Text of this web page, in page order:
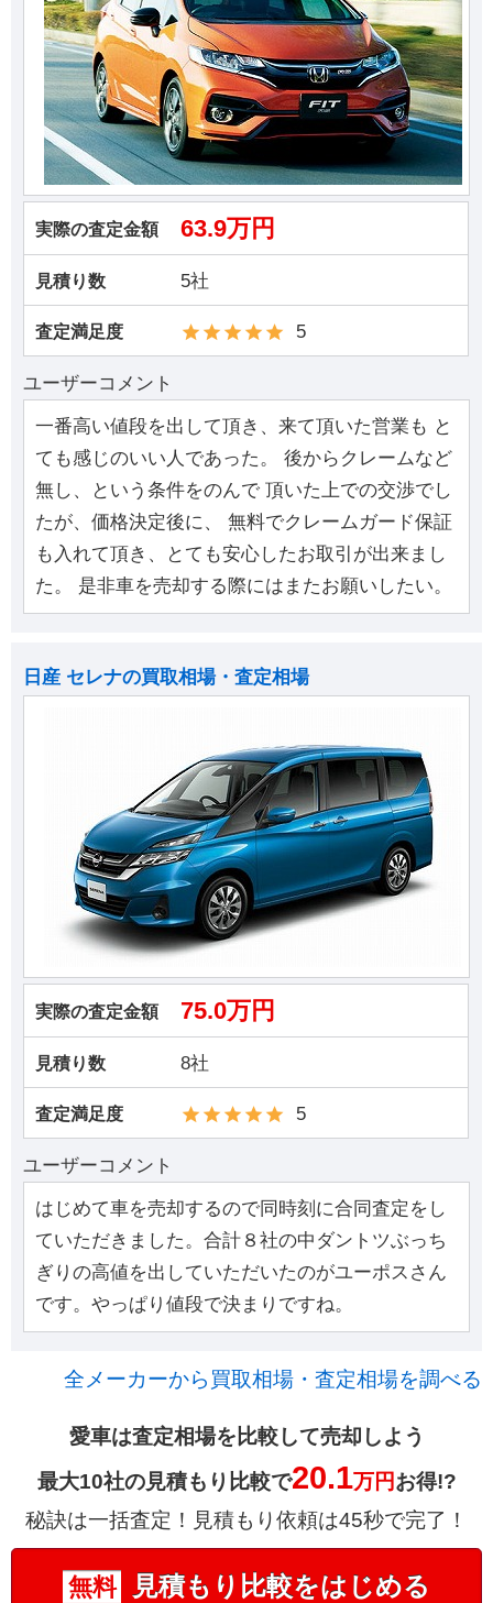
実際の査定金額 63.9万円
見積り数 5社
査定満足度 5
ユーザーコメント
一番高い値段を出して頂き、来て頂いた営業も と
ても感じのいい人であった。 後からクレームなど
無し、という条件をのんで 頂いた上での交渉でし
たが、価格決定後に、 無料でクレームガード保証
も入れて頂き、とても安心したお取引が出来まし
た。 是非車を売却する際にはまたお願いしたい。
日産 セレナの買取相場・査定相場
実際の査定金額 75.0万円
見積り数 8社
査定満足度 5
ユーザーコメント
はじめて車を売却するので同時刻に合同査定をし
ていただきました。合計８社の中ダントツぶっち
ぎりの高値を出していただいたのがユーポスさん
です。やっぱり値段で決まりですね。
全メーカーから買取相場・査定相場を調べる
愛車は査定相場を比較して売却しよう
最大10社の見積もり比較で20.1万円お得!?
秘訣は一括査定！見積もり依頼は45秒で完了！
無料 見積もり比較をはじめる